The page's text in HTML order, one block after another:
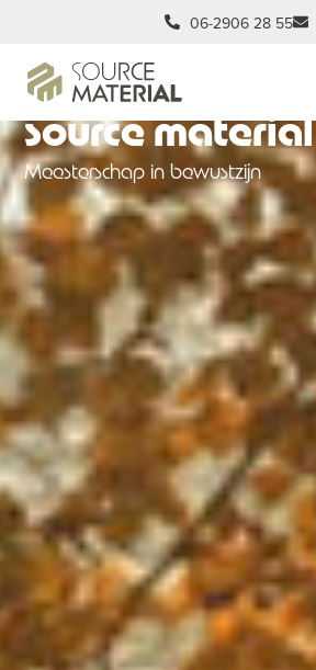
06-2906 28 55
i am. we are.
source material
Meesterschap in bewustzijn